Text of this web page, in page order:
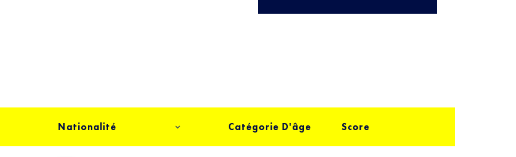
Nationalité Catégorie D'âge Score